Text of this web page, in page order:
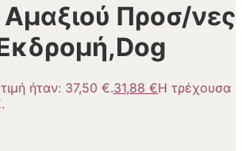
Προσ/νες
ήταν: 37,50 €.31,88 €Η τρέχουσα